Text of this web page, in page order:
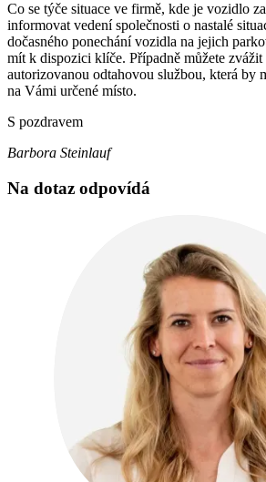
Co se týče situace ve firmě, kde je vozidlo
informovat vedení společnosti o nastalé
dočasného ponechání vozidla na jejich
mít k dispozici klíče. Případně můžete zvážit
autorizovanou odtahovou službou, která by
na Vámi určené místo.
S pozdravem
Barbora Steinlauf
Na dotaz odpovídá